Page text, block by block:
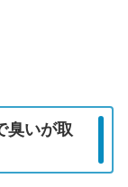
臭いが取